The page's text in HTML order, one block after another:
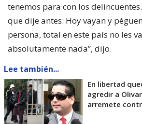
tenemos para con los
que dije antes: Hoy vayan y
persona, total en este país no les
absolutamente nada”, dijo.
Lee también...
En libertad
agredir a
arremete